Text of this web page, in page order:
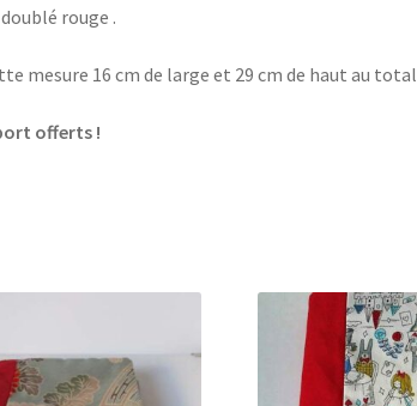
rouge .
mesure 16 cm de large et 29 cm de haut au total
offerts !